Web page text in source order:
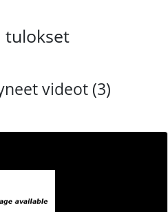
tulokset
videot (3)